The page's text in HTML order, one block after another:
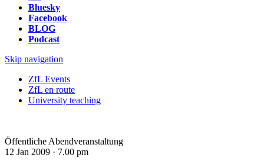
Bluesky
Facebook
BLOG
Podcast
Skip navigation
ZfL Events
ZfL en route
University teaching
Öffentliche Abendveranstaltung
12 Jan 2009 · 7.00 pm